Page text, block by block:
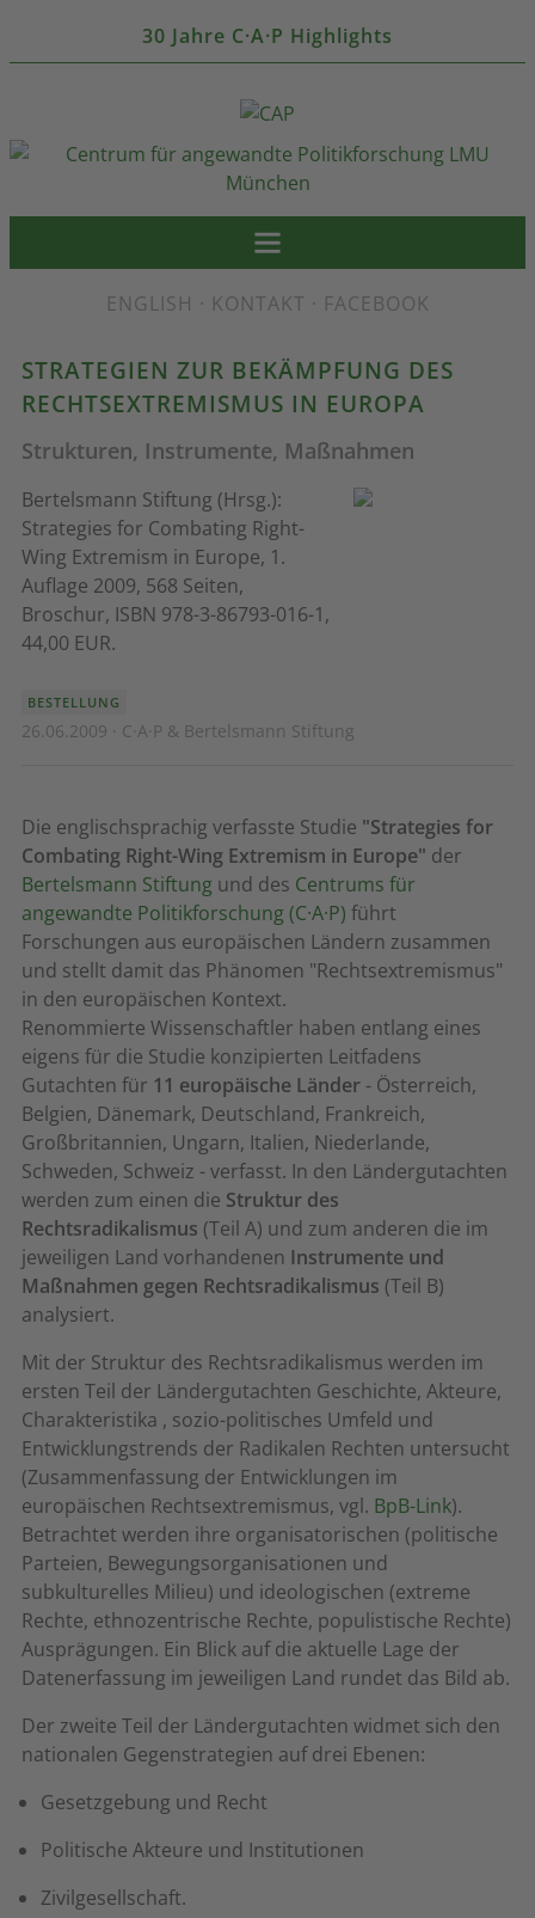
30 Jahre C·A·P Highlights
ENGLISH · KONTAKT · FACEBOOK
STRATEGIEN ZUR BEKÄMPFUNG DES
RECHTSEXTREMISMUS IN EUROPA
Strukturen, Instrumente, Maßnahmen
Bertelsmann Stiftung (Hrsg.):
Strategies for Combating Right-
Wing Extremism in Europe, 1.
Auflage 2009, 568 Seiten,
Broschur, ISBN 978-3-86793-016-1,
44,00 EUR.
BESTELLUNG
26.06.2009 · C·A·P & Bertelsmann Stiftung
Die englischsprachig verfasste Studie "Strategies for
Combating Right-Wing Extremism in Europe" der
Bertelsmann Stiftung und des Centrums für
angewandte Politikforschung (C·A·P) führt
Forschungen aus europäischen Ländern zusammen
und stellt damit das Phänomen "Rechtsextremismus"
in den europäischen Kontext.
Renommierte Wissenschaftler haben entlang eines
eigens für die Studie konzipierten Leitfadens
Gutachten für 11 europäische Länder - Österreich,
Belgien, Dänemark, Deutschland, Frankreich,
Großbritannien, Ungarn, Italien, Niederlande,
Schweden, Schweiz - verfasst. In den Ländergutachten
werden zum einen die Struktur des
Rechtsradikalismus (Teil A) und zum anderen die im
jeweiligen Land vorhandenen Instrumente und
Maßnahmen gegen Rechtsradikalismus (Teil B)
analysiert.
Mit der Struktur des Rechtsradikalismus werden im
ersten Teil der Ländergutachten Geschichte, Akteure,
Charakteristika , sozio-politisches Umfeld und
Entwicklungstrends der Radikalen Rechten untersucht
(Zusammenfassung der Entwicklungen im
europäischen Rechtsextremismus, vgl. BpB-Link).
Betrachtet werden ihre organisatorischen (politische
Parteien, Bewegungsorganisationen und
subkulturelles Milieu) und ideologischen (extreme
Rechte, ethnozentrische Rechte, populistische Rechte)
Ausprägungen. Ein Blick auf die aktuelle Lage der
Datenerfassung im jeweiligen Land rundet das Bild ab.
Der zweite Teil der Ländergutachten widmet sich den
nationalen Gegenstrategien auf drei Ebenen:
Gesetzgebung und Recht
Politische Akteure und Institutionen
Zivilgesellschaft.